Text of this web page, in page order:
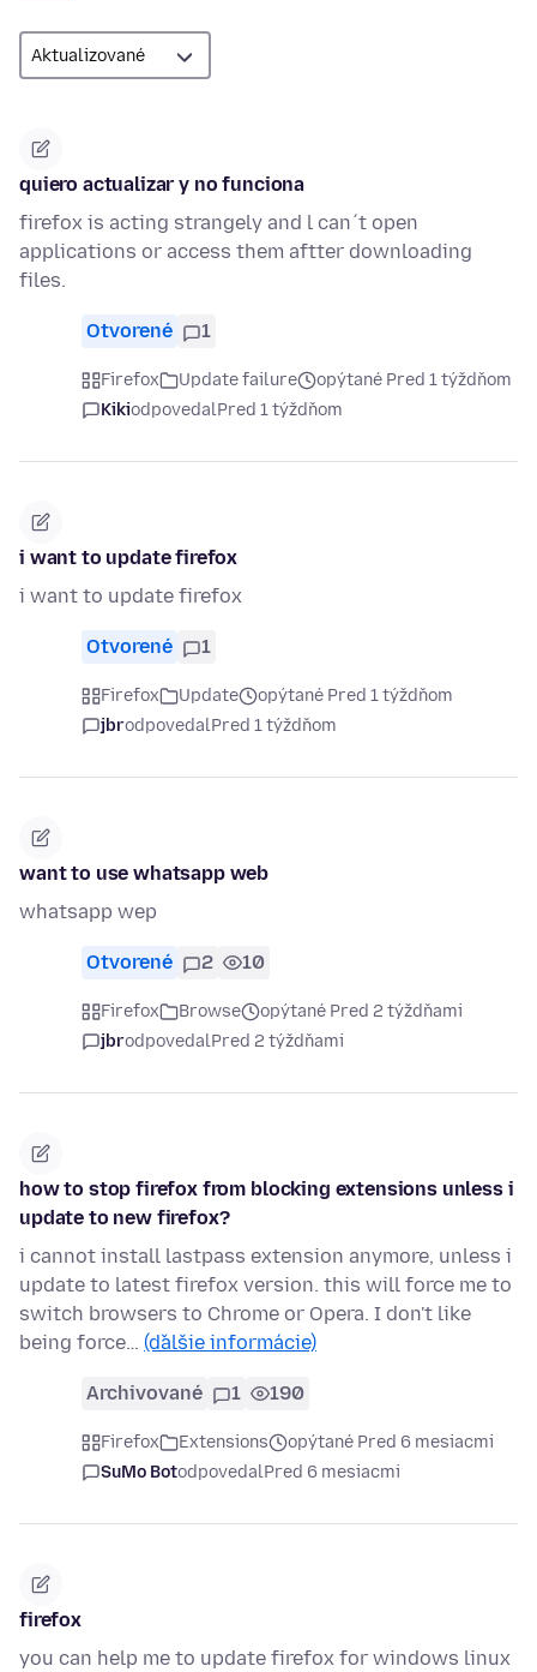
quiero actualizar y no funciona
firefox is acting strangely and l can´t open
applications or access them aftter downloading
files.
Otvorené 1
Firefox Update failure
opýtané Pred 1 týždňom
KikiodpovedalPred 1 týždňom
i want to update firefox
i want to update firefox
Otvorené 1
Firefox Update
opýtané Pred 1 týždňom
jbrodpovedalPred 1 týždňom
want to use whatsapp web
whatsapp wep
Otvorené 2 10
Firefox Browse
opýtané Pred 2 týždňami
jbrodpovedalPred 2 týždňami
how to stop firefox from blocking extensions unless i
update to new firefox?
i cannot install lastpass extension anymore, unless i
update to latest firefox version. this will force me to
switch browsers to Chrome or Opera. I don't like
being force… (ďalšie informácie)
Archivované 1 190
Firefox Extensions
opýtané Pred 6 mesiacmi
SuMo BotodpovedalPred 6 mesiacmi
firefox
you can help me to update firefox for windows linux